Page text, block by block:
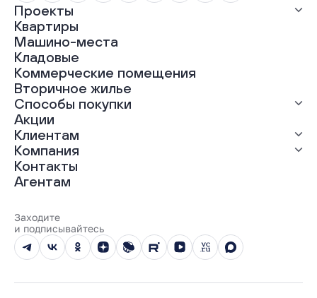
Проекты
Все проекты
ЖК «Абрикос»
ЖК «Гравитация»
ЖК «Грин Гарден»
ЖК «Динамика»
ЖК «Мохито»
ЖК «Современник»
ЖК «Янтарная долина»
Квартиры
Машино-места
Кладовые
Коммерческие помещения
Вторичное жилье
Способы покупки
Выгодная ипотека
Рассрочка
Материнский капитал
Трейд-ин
100% оплата
Акции
Клиентам
Ход строительства
Документы
Выдача ключей
Компания
О нас
Карьера
Реализованные проекты
Вопросы и ответы
Новости
Юбилейный год
Контакты
Агентам
Заходите
и подписывайтесь